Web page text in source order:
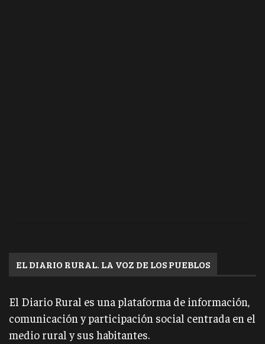
EL DIARIO RURAL. LA VOZ DE LOS PUEBLOS
El Diario Rural es una plataforma de información,
comunicación y participación social centrada en el
medio rural y sus habitantes.